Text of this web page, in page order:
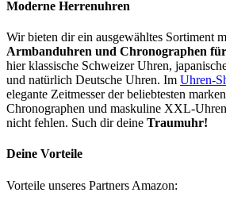
Moderne Herrenuhren
Wir bieten dir ein ausgewähltes Sortiment
Armbanduhren und Chronographen
hier klassische Schweizer Uhren,
und natürlich Deutsche Uhren. Im Uhren-
elegante Zeitmesser der beliebtesten
Chronographen und maskuline XXL-
nicht fehlen. Such dir deine Traumuhr!
Deine Vorteile
Vorteile unseres Partners Amazon: